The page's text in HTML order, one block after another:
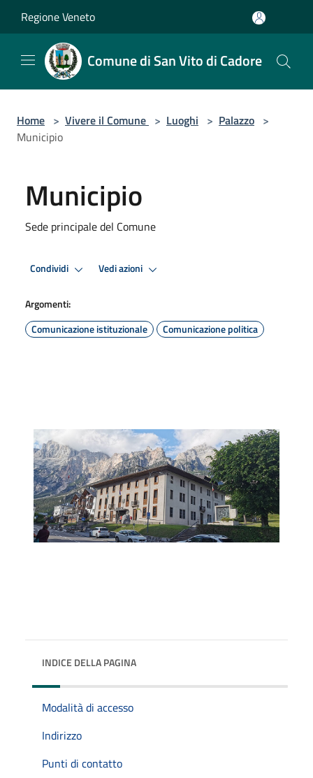
Regione Veneto
Comune di San Vito di Cadore
Home > Vivere il Comune > Luoghi > Palazzo >
Municipio
Municipio
Sede principale del Comune
Condividi Vedi azioni
Argomenti:
Comunicazione istituzionale
Comunicazione politica
INDICE DELLA PAGINA
Modalità di accesso
Indirizzo
Punti di contatto